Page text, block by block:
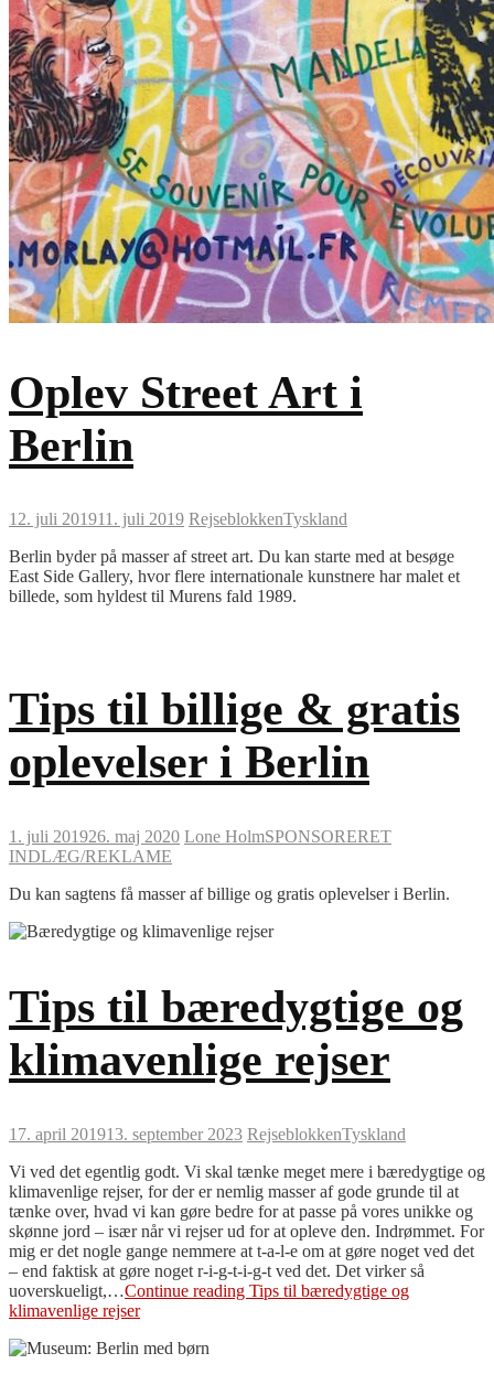
Oplev Street Art i
Berlin
12. juli 201911. juli 2019 RejseblokkenTyskland
Berlin byder på masser af street art. Du kan starte med at besøge
East Side Gallery, hvor flere internationale kunstnere har malet et
billede, som hyldest til Murens fald 1989.
Tips til billige & gratis
oplevelser i Berlin
1. juli 201926. maj 2020 Lone HolmSPONSORERET
INDLÆG/REKLAME
Du kan sagtens få masser af billige og gratis oplevelser i Berlin.
Tips til bæredygtige og
klimavenlige rejser
17. april 201913. september 2023 RejseblokkenTyskland
Vi ved det egentlig godt. Vi skal tænke meget mere i bæredygtige og
klimavenlige rejser, for der er nemlig masser af gode grunde til at
tænke over, hvad vi kan gøre bedre for at passe på vores unikke og
skønne jord – især når vi rejser ud for at opleve den. Indrømmet. For
mig er det nogle gange nemmere at t-a-l-e om at gøre noget ved det
– end faktisk at gøre noget r-i-g-t-i-g-t ved det. Det virker så
uoverskueligt,…Continue reading Tips til bæredygtige og
klimavenlige rejser